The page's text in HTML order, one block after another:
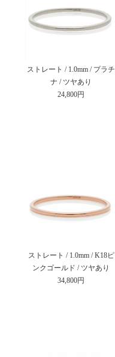
ストレート / 1.0mm / プラチ
ナ / ツヤあり
24,800円
ストレート / 1.0mm / K18ピ
ンクゴールド / ツヤあり
34,800円